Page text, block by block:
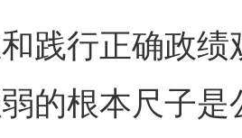
行正确政绩
的根本尺子是